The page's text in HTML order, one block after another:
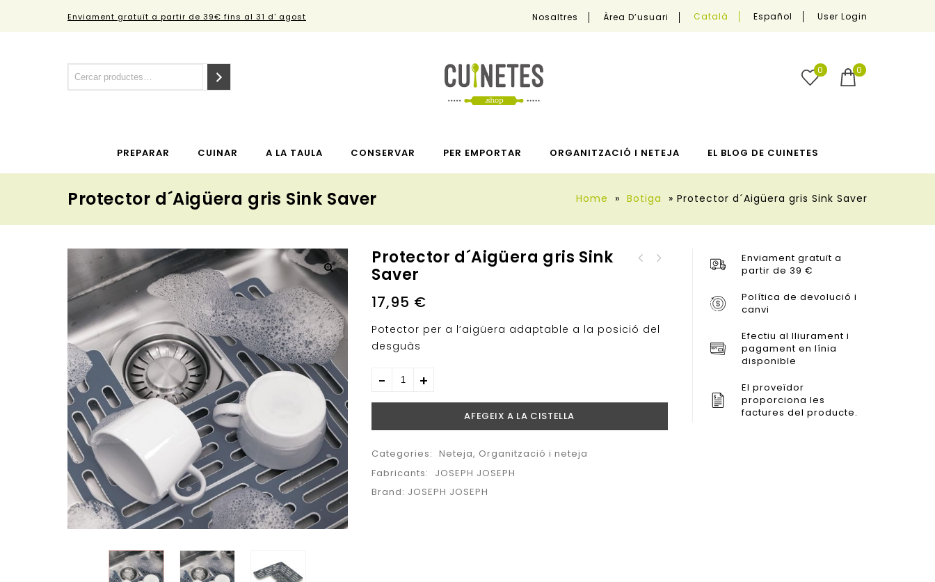
Enviament gratuït a partir de 39€ fins al 31 d' agost Nosaltres Àrea D’usuari Català Español User Login
0
0
PREPARAR CUINAR A LA TAULA CONSERVAR PER EMPORTAR ORGANITZACIÓ I NETEJA EL BLOG DE CUINETES
Protector d´Aigüera gris Sink Saver Home » Botiga » Protector d´Aigüera gris Sink Saver
🔍
Protector d´Aigüera gris Sink
Saver
17,95 €
Potector per a l’aigüera adaptable a la posició del
desguàs
AFEGEIX A LA CISTELLA
Categories: Neteja, Organització i neteja
Fabricants:
JOSEPH JOSEPH
Brand: JOSEPH JOSEPH
Enviament gratuït a
partir de 39 €
Política de devolució i
canvi
Efectiu al lliurament i
pagament en línia
disponible
El proveïdor
proporciona les
factures del producte.